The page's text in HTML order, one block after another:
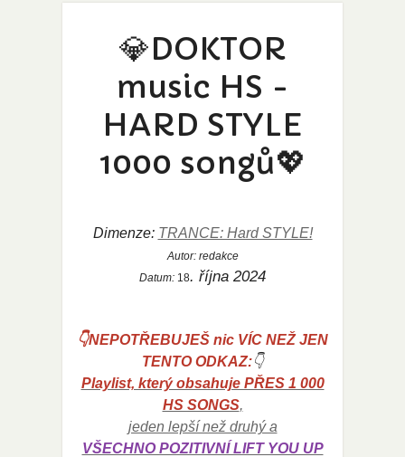
💎DOKTOR
music HS -
HARD STYLE
1000 songů💖
Dimenze: TRANCE: Hard STYLE!
Autor: redakce
Datum: 18. října 2024
👇NEPOTŘEBUJEŠ nic VÍC NEŽ JEN
TENTO ODKAZ:👇
Playlist, který obsahuje PŘES 1 000
HS SONGS,
jeden lepší než druhý a
VŠECHNO POZITIVNÍ LIFT YOU UP